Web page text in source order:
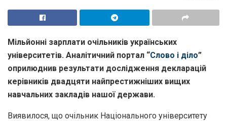
Мільйонні зарплати очільників українських
університетів. Аналітичний портал “Слово і діло”
оприлюднив результати дослідження декларацій
керівників двадцяти найпрестижніших вищих
навчальних закладів нашої держави.
Виявилося, що очільник Національного університету